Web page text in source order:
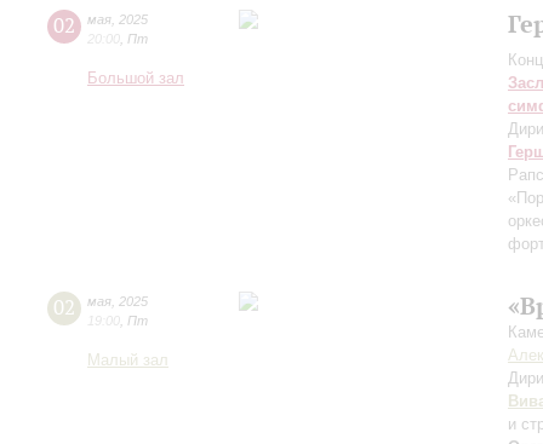
02 мая 2025
20:00 Пт
Большой зал
02 мая 2025
19:00 Пт
Малый зал
и